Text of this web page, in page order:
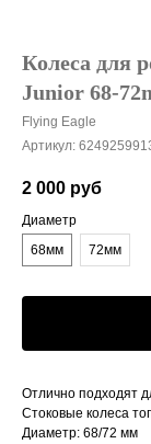
Колеса для
Junior 68-
Flying Eagle
Артикул:
2 000 руб
Диаметр
68мм
72мм
Отлично подходят
Стоковые колеса
Диаметр: 68/72 мм